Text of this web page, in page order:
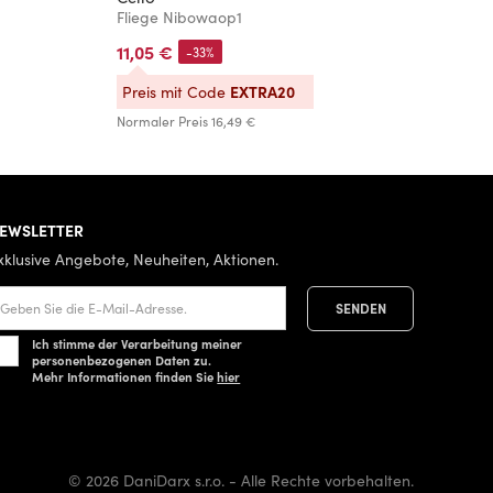
Fliege Nibowaop1
11,05 €
Normaler Preis16,49 €
-33%
Preis mit Code EXTRA20
Angebote, Neuheiten, Aktionen.
Ich stimme der Verarbeitung meiner
personenbezogenen Daten zu.
Mehr Informationen finden Siehier
© 2026 DaniDarx s.r.o. - Alle Rechte vorbehalten.